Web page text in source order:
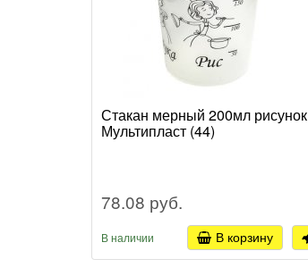
Стакан мерный 200мл рисунок
Мультипласт (44)
78.08 руб.
В наличии В корзину